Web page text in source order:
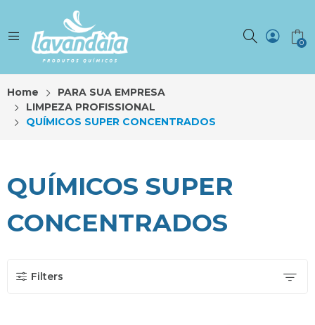
0
Home
PARA SUA EMPRESA
LIMPEZA PROFISSIONAL
QUÍMICOS SUPER CONCENTRADOS
QUÍMICOS SUPER
CONCENTRADOS
Filters